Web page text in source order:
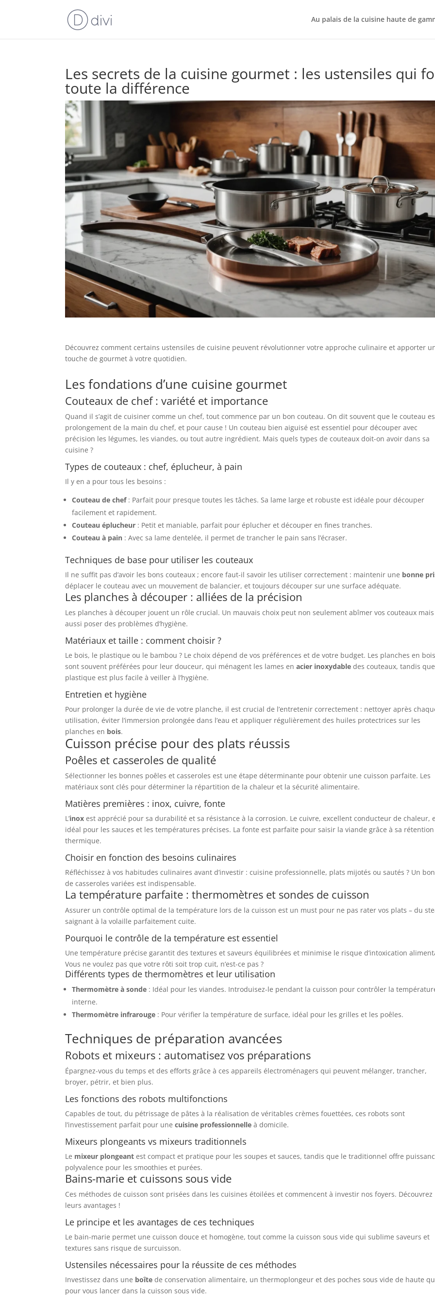
Au palais de la cuisine haute de
Les secrets de la cuisine gourmet : les ustensiles qui
toute la différence
Découvrez comment certains ustensiles de cuisine peuvent révolutionner votre approche culinaire et apporter
touche de gourmet à votre quotidien.
Les fondations d’une cuisine gourmet
Couteaux de chef : variété et importance
Quand il s’agit de cuisiner comme un chef, tout commence par un bon couteau. On dit souvent que le couteau
prolongement de la main du chef, et pour cause ! Un couteau bien aiguisé est essentiel pour découper avec
précision les légumes, les viandes, ou tout autre ingrédient. Mais quels types de couteaux doit-on avoir dans sa
cuisine ?
Types de couteaux : chef, éplucheur, à pain
Il y en a pour tous les besoins :
Couteau de chef: Parfait pour presque toutes les tâches. Sa lame large et robuste est idéale pour découper
facilement et rapidement.
Couteau éplucheur : Petit et maniable, parfait pour éplucher et découper en fines tranches.
Couteau à pain : Avec sa lame dentelée, il permet de trancher le pain sans l’écraser.
Techniques de base pour utiliser les couteaux
Il ne suffit pas d’avoir les bons couteaux ; encore faut-il savoir les utiliser correctement : maintenir une bonne
déplacer le couteau avec un mouvement de balancier, et toujours découper sur une surface adéquate.
Les planches à découper : alliées de la précision
Les planches à découper jouent un rôle crucial. Un mauvais choix peut non seulement abîmer vos couteaux mais
aussi poser des problèmes d’hygiène.
Matériaux et taille : comment choisir ?
Le bois, le plastique ou le bambou ? Le choix dépend de vos préférences et de votre budget. Les planches en
sont souvent préférées pour leur douceur, qui ménagent les lames enacier inoxydable des couteaux, tandis
plastique est plus facile à veiller à l’hygiène.
Entretien et hygiène
Pour prolonger la durée de vie de votre planche, il est crucial de l’entretenir correctement : nettoyer après
utilisation, éviter l’immersion prolongée dans l’eau et appliquer régulièrement des huiles protectrices sur les
planches en bois.
Cuisson précise pour des plats réussis
Poêles et casseroles de qualité
Sélectionner les bonnes poêles et casseroles est une étape déterminante pour obtenir une cuisson parfaite. Les
matériaux sont clés pour déterminer la répartition de la chaleur et la sécurité alimentaire.
Matières premières : inox, cuivre, fonte
L’inox est apprécié pour sa durabilité et sa résistance à la corrosion. Le cuivre, excellent conducteur de chaleur,
idéal pour les sauces et les températures précises. La fonte est parfaite pour saisir la viande grâce à sa rétention
thermique.
Choisir en fonction des besoins culinaires
Réfléchissez à vos habitudes culinaires avant d’investir : cuisine professionnelle, plats mijotés ou sautés ? Un
de casseroles variées est indispensable.
La température parfaite : thermomètres et sondes de cuisson
Assurer un contrôle optimal de la température lors de la cuisson est un must pour ne pas rater vos plats – du
saignant à la volaille parfaitement cuite.
Pourquoi le contrôle de la température est essentiel
Une température précise garantit des textures et saveurs équilibrées et minimise le risque d’intoxication
Vous ne voulez pas que votre rôti soit trop cuit, n’est-ce pas ?
Différents types de thermomètres et leur utilisation
Thermomètre à sonde : Idéal pour les viandes. Introduisez-le pendant la cuisson pour contrôler la
interne.
Thermomètre infrarouge : Pour vérifier la température de surface, idéal pour les grilles et les poêles.
Techniques de préparation avancées
Robots et mixeurs : automatisez vos préparations
Épargnez-vous du temps et des efforts grâce à ces appareils électroménagers qui peuvent mélanger, trancher,
broyer, pétrir, et bien plus.
Les fonctions des robots multifonctions
Capables de tout, du pétrissage de pâtes à la réalisation de véritables crèmes fouettées, ces robots sont
l’investissement parfait pour unecuisine professionnelle à domicile.
Mixeurs plongeants vs mixeurs traditionnels
Le mixeur plongeant est compact et pratique pour les soupes et sauces, tandis que le traditionnel offre
polyvalence pour les smoothies et purées.
Bains-marie et cuissons sous vide
Ces méthodes de cuisson sont prisées dans les cuisines étoilées et commencent à investir nos foyers. Découvrez
leurs avantages !
Le principe et les avantages de ces techniques
Le bain-marie permet une cuisson douce et homogène, tout comme la cuisson sous vide qui sublime saveurs et
textures sans risque de surcuisson.
Ustensiles nécessaires pour la réussite de ces méthodes
Investissez dans une boîte de conservation alimentaire, un thermoplongeur et des poches sous vide de haute
pour vous lancer dans la cuisson sous vide.